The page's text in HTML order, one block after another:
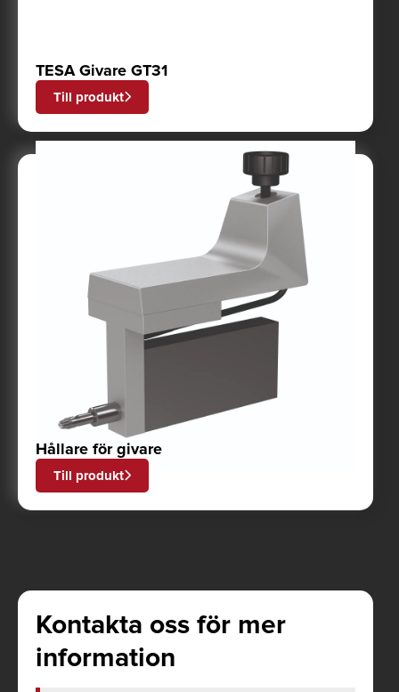
TESA Givare GT31
Till produkt
Hållare för givare
Till produkt
Kontakta oss för mer
information